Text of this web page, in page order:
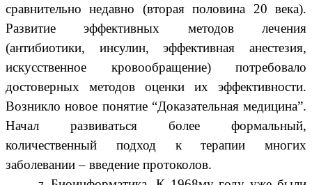
сравнительно недавно (вторая половина 20 века).
Развитие эффективных методов лечения
(антибиотики, инсулин, эффективная анестезия,
искусственное кровообращение) потребовало
достоверных методов оценки их эффективности.
Возникло новое понятие “Доказательная медицина”.
Начал развиваться более формальный,
количественный подход к терапии многих
заболевании – введение протоколов.